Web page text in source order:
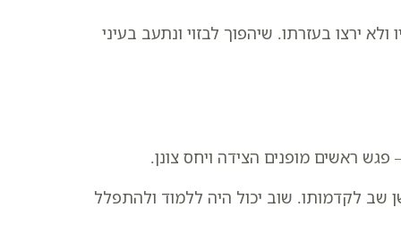
ירצו בעזרתו. שיהפוך לבזוי ונתעב בעיני
ראשים מופנים הצידה ויחס צונן.
לקדמותו. שוב יכול היה ללמוד ולהתפלל